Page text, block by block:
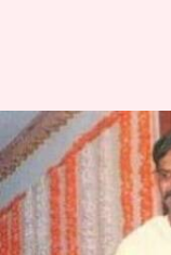
கவிஞர்
வாடும்
ட்விட்டர்